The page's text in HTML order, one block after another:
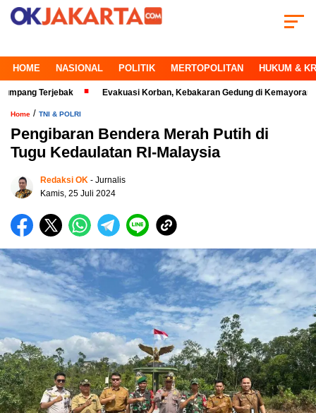
HOME NASIONAL POLITIK MERTOPOLITAN HUKUM &
Evakuasi Korban, Kebakaran Gedung di Kemayoran Makin
Home / TNI & POLRI
Pengibaran Bendera Merah Putih di
Tugu Kedaulatan RI-Malaysia
Redaksi OK - Jurnalis
Kamis, 25 Juli 2024